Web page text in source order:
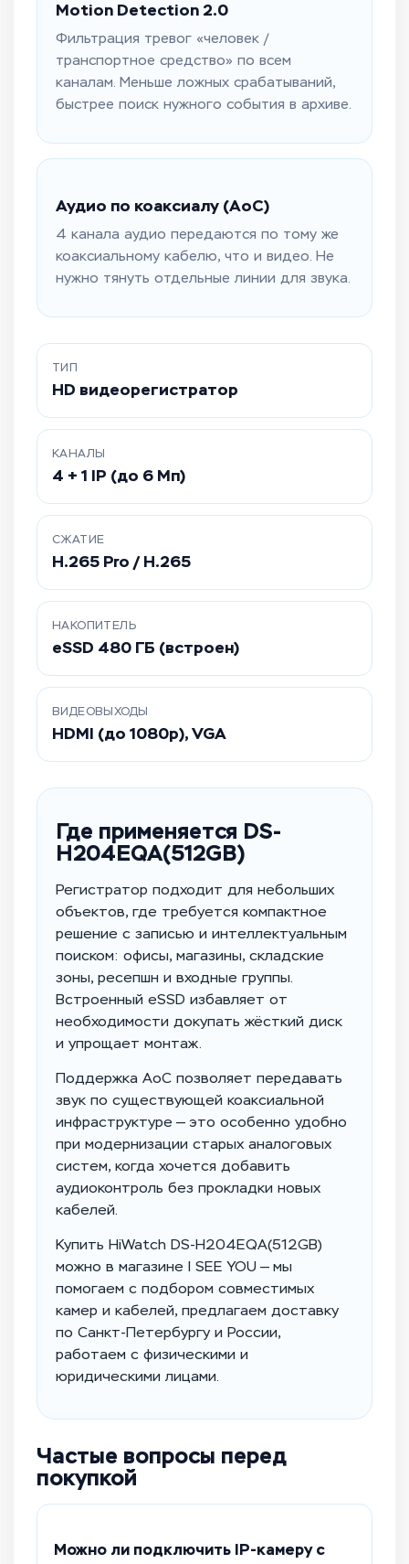
Motion Detection 2.0
Фильтрация тревог «человек /
транспортное средство» по всем
каналам. Меньше ложных срабатываний,
быстрее поиск нужного события в архиве.
Аудио по коаксиалу (AoC)
4 канала аудио передаются по тому же
коаксиальному кабелю, что и видео. Не
нужно тянуть отдельные линии для звука.
ТИП
HD видеорегистратор
КАНАЛЫ
4 + 1 IP (до 6 Мп)
СЖАТИЕ
H.265 Pro / H.265
НАКОПИТЕЛЬ
eSSD 480 ГБ (встроен)
ВИДЕОВЫХОДЫ
HDMI (до 1080p), VGA
Где применяется DS-
H204EQA(512GB)
Регистратор подходит для небольших
объектов, где требуется компактное
решение с записью и интеллектуальным
поиском: офисы, магазины, складские
зоны, ресепшн и входные группы.
Встроенный eSSD избавляет от
необходимости докупать жёсткий диск
и упрощает монтаж.
Поддержка AoC позволяет передавать
звук по существующей коаксиальной
инфраструктуре — это особенно удобно
при модернизации старых аналоговых
систем, когда хочется добавить
аудиоконтроль без прокладки новых
кабелей.
Купить HiWatch DS-H204EQA(512GB)
можно в магазине I SEE YOU — мы
помогаем с подбором совместимых
камер и кабелей, предлагаем доставку
по Санкт-Петербургу и России,
работаем с физическими и
юридическими лицами.
Частые вопросы перед
покупкой
Можно ли подключить IP-камеру с